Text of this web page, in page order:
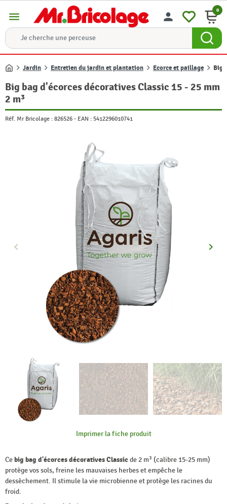
menu person 0
Accueil
Jardin Entretien du jardin et plantation Ecorce et paillage Big
Big bag d'écorces décoratives Classic 15 - 25 mm
2 m³
Réf. Mr Bricolage : 826526 - EAN : 5412296010741
Précédent
keyboard_arrow_left keyboard_arrow_right
Imprimer la fiche produit
Cebig bag d'écorces décoratives Classicde 2 m³ (calibre 15-25 mm)
protège vos sols, freine les mauvaises herbes et empêche le
dessèchement. Il stimule la vie microbienne et protège les racines du
froid.